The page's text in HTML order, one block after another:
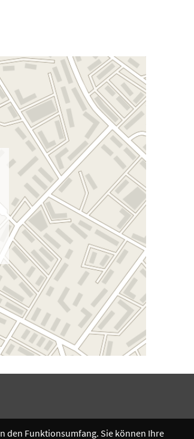
den Funktionsumfang. Sie können Ihre